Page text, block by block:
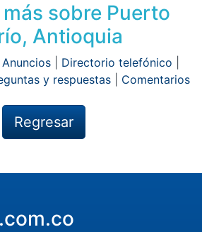
sobre Puerto
Antioquia
Anuncios| Directorio telefónico
y respuestas| Comentarios
Regresar